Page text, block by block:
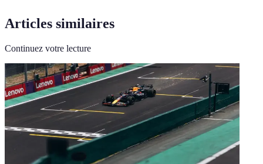
Articles similaires
Continuez votre lecture